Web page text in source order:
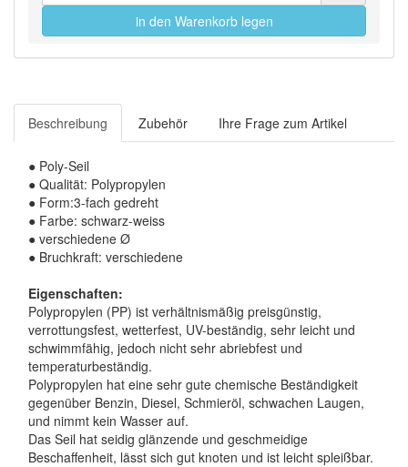
in den Warenkorb legen
Beschreibung Zubehör Ihre Frage zum Artikel
● Poly-Seil
● Qualität: Polypropylen
● Form:3-fach gedreht
● Farbe: schwarz-weiss
● verschiedene Ø
● Bruchkraft: verschiedene
Eigenschaften:
Polypropylen (PP) ist verhältnismäßig preisgünstig,
verrottungsfest, wetterfest, UV-beständig, sehr leicht und
schwimmfähig, jedoch nicht sehr abriebfest und
temperaturbeständig.
Polypropylen hat eine sehr gute chemische Beständigkeit
gegenüber Benzin, Diesel, Schmieröl, schwachen Laugen,
und nimmt kein Wasser auf.
Das Seil hat seidig glänzende und geschmeidige
Beschaffenheit, lässt sich gut knoten und ist leicht spleißbar.